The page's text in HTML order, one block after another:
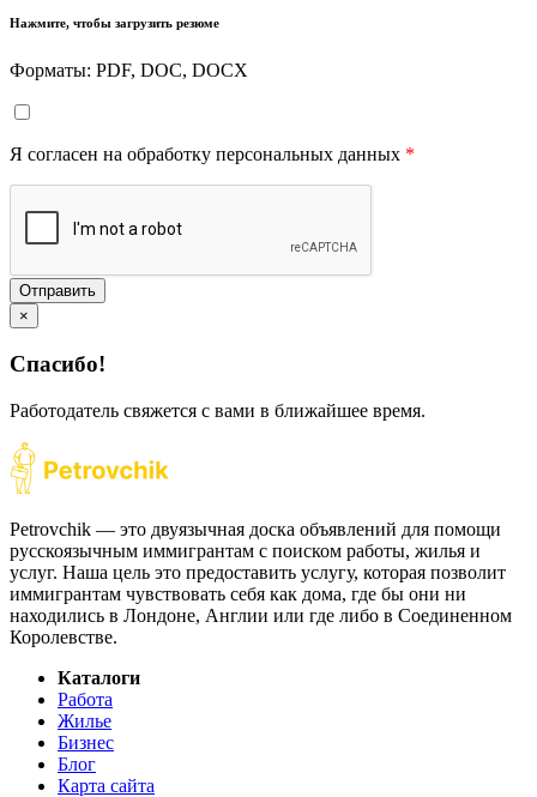
Нажмите, чтобы загрузить резюме
Форматы: PDF, DOC, DOCX
Я согласен на обработку персональных данных *
Отправить
×
Спасибо!
Работодатель свяжется с вами в ближайшее время.
Petrovchik — это двуязычная доска объявлений для помощи
русскоязычным иммигрантам с поиском работы, жилья и
услуг. Наша цель это предоставить услугу, которая позволит
иммигрантам чувствовать себя как дома, где бы они ни
находились в Лондоне, Англии или где либо в Соединенном
Королевстве.
Каталоги
Работа
Жилье
Бизнес
Блог
Карта сайта